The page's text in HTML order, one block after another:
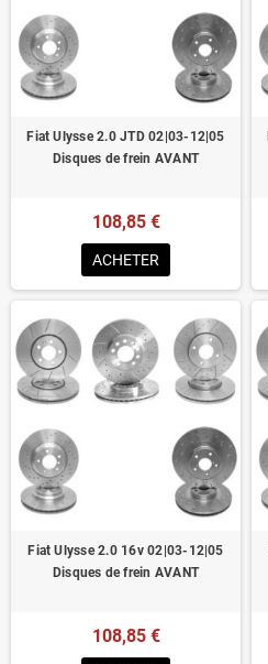
Fiat Ulysse 2.0 JTD 02|03-12|05
Disques de frein AVANT
108,85 €
ACHETER
Fiat Ulysse 2.0 16v 02|03-12|05
Disques de frein AVANT
108,85 €